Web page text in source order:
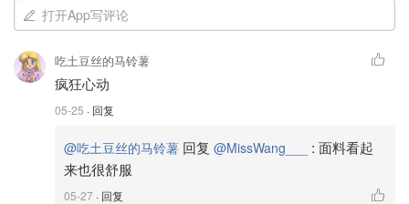
打开App写评论
吃土豆丝的马铃薯
疯狂心动
05-25 · 回复
@吃土豆丝的马铃薯 回复 @MissWang___ : 面料看起
来也很舒服
05-27 · 回复